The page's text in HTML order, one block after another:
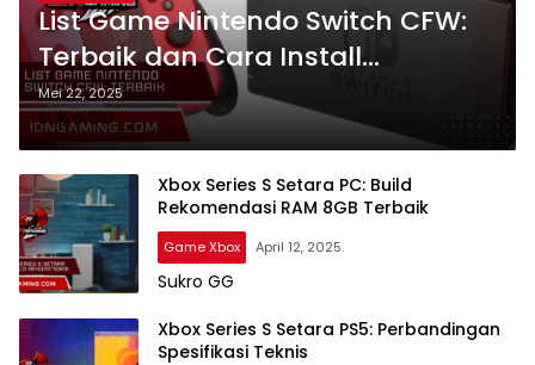
List Game Nintendo Switch CFW:
Terbaik dan Cara Install
Termudah
Mei 22, 2025
Sukro GG
Xbox Series S Setara PC: Build
Rekomendasi RAM 8GB Terbaik
Game Xbox April 12, 2025
Sukro GG
Xbox Series S Setara PS5: Perbandingan
Spesifikasi Teknis